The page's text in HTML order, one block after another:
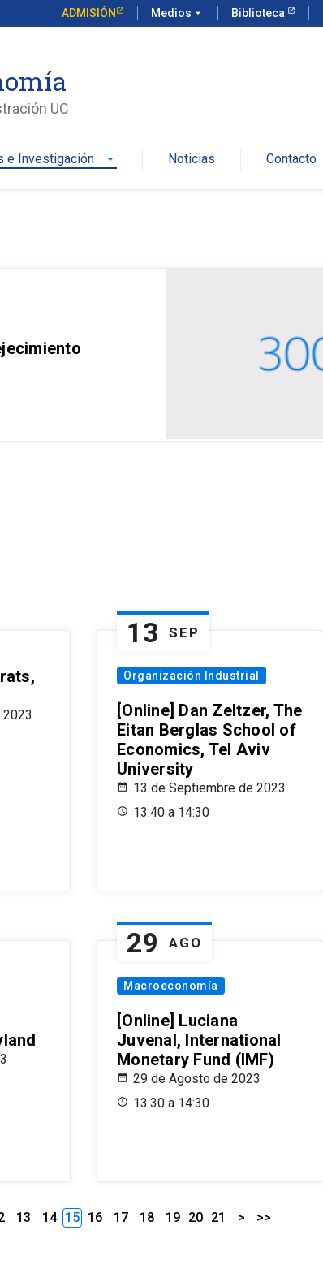
ADMISIÓN Medios arrow_drop_down Biblioteca
UC
e Investigación arrow_drop_down Noticias Contacto
13 SEP
Organización Industrial
[Online] Dan Zeltzer, The
Eitan Berglas School of
Economics, Tel Aviv
University
13 de Septiembre de 2023
13:40 a 14:30
29 AGO
Macroeconomía
[Online] Luciana
Juvenal, International
Monetary Fund (IMF)
29 de Agosto de 2023
13:30 a 14:30
13 14 15 16 17 18 19 20 21 > >>